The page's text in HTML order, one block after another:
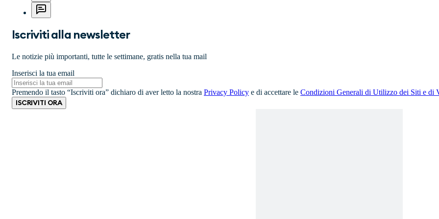
Iscriviti alla newsletter
Le notizie più importanti, tutte le settimane, gratis nella tua mail
Inserisci la tua email
Premendo il tasto “Iscriviti ora” dichiaro di aver letto la nostra Privacy Policy e di accettare le Condizioni Generali di Utilizzo dei Siti e di
ISCRIVITI ORA